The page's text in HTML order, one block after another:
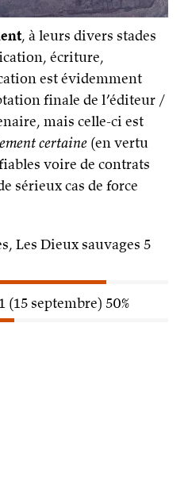
, à leurs divers stades
écriture,
est évidemment
finale de l’éditeur /
mais celle-ci est
certaine (en vertu
voire de contrats
sérieux cas de force
Les Dieux sauvages 5
(15 septembre) 50%